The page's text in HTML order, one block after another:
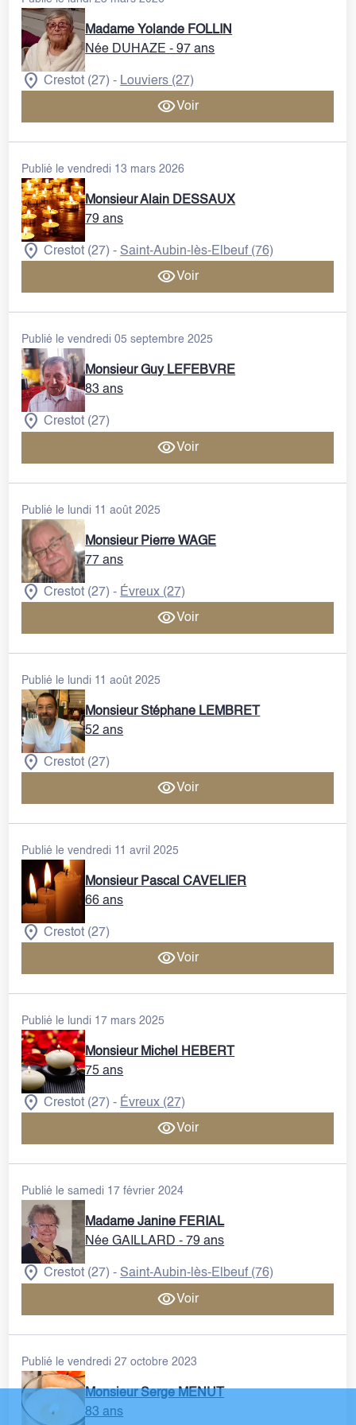
VENTE DE PLAQUESMadame Yolande FOLLIN
Née DUHAZE - 97 ans
Crestot (27) - Louviers (27)
Voir
Publié le vendredi 13 mars 2026
Monsieur Alain DESSAUX
79 ans
Crestot (27) -Saint-Aubin-lès-Elbeuf (76)
Voir
Publié le vendredi 05 septembre 2025
Monsieur Guy LEFEBVRE
83 ans
Crestot (27)
Voir
Publié le lundi 11 août 2025
Monsieur Pierre WAGE
77 ans
Crestot (27) - Évreux (27)
Voir
Publié le lundi 11 août 2025
Monsieur Stéphane LEMBRET
52 ans
Crestot (27)
Voir
Publié le vendredi 11 avril 2025
Monsieur Pascal CAVELIER
66 ans
Crestot (27)
Voir
Publié le lundi 17 mars 2025
Monsieur Michel HEBERT
75 ans
Crestot (27) - Évreux (27)
Voir
Publié le samedi 17 février 2024
Madame Janine FERIAL
Née GAILLARD - 79 ans
Crestot (27) -Saint-Aubin-lès-Elbeuf (76)
Voir
Publié le vendredi 27 octobre 2023
Monsieur Serge MENUT
83 ans